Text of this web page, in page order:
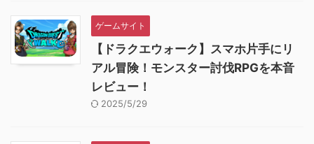
ゲームサイト
【ドラクエウォーク】スマホ片手にリ
アル冒険！モンスター討伐RPGを本音
レビュー！
2025/5/29